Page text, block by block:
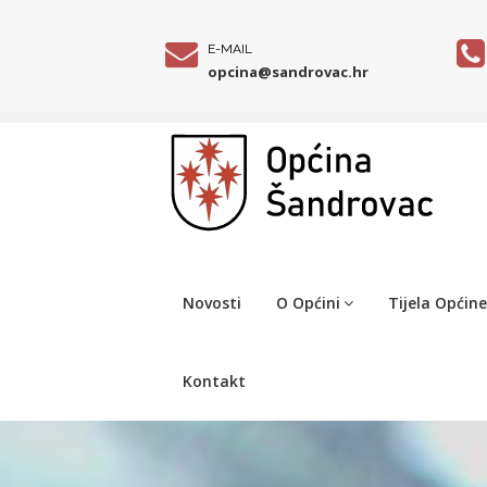
E-MAIL
opcina@sandrovac.hr
Novosti O Općini Tijela Općine
Kontakt